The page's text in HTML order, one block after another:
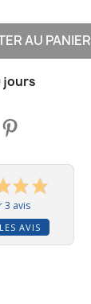
AU PANIER
jours
3 avis
AVIS